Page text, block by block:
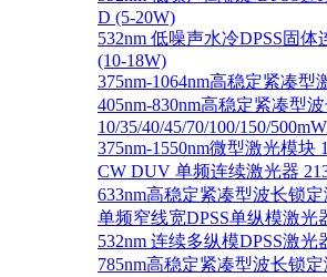
D (5-20W)
532nm 低噪声水冷DPSS固体
(10-18W)
375nm-1064nm高稳定紧凑型
405nm-830nm高稳定紧凑型
10/35/40/45/70/100/150/500mW
375nm-1550nm微型激光模块
CW DUV 单频连续激光器
633nm高稳定紧凑型波长锁
单频窄线宽DPSS单纵模激光
532nm 连续多纵模DPSS激光
785nm高稳定紧凑型波长锁